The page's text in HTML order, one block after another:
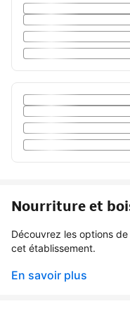
Nourriture et
Découvrez les options
cet établissement.
En savoir plus